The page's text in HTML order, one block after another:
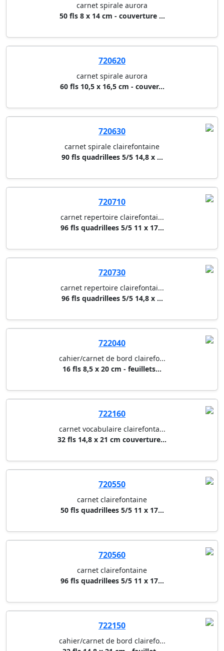
carnet spirale aurora
50 fls 8 x 14 cm - couverture ...
720620
carnet spirale aurora
60 fls 10,5 x 16,5 cm - couver...
720630
carnet spirale clairefontaine
90 fls quadrillees 5/5 14,8 x ...
720710
carnet repertoire clairefontai...
96 fls quadrillees 5/5 11 x 17...
720730
carnet repertoire clairefontai...
96 fls quadrillees 5/5 14,8 x ...
722040
cahier/carnet de bord clairefo...
16 fls 8,5 x 20 cm - feuillets...
722160
carnet vocabulaire clairefonta...
32 fls 14,8 x 21 cm couverture...
720550
carnet clairefontaine
50 fls quadrillees 5/5 11 x 17...
720560
carnet clairefontaine
96 fls quadrillees 5/5 11 x 17...
722150
cahier/carnet de bord clairefo...